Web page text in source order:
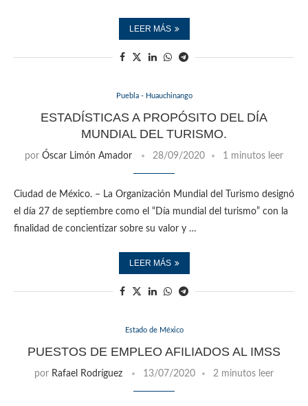
LEER MÁS
Puebla - Huauchinango
ESTADÍSTICAS A PROPÓSITO DEL DÍA
MUNDIAL DEL TURISMO.
por Óscar Limón Amador 28/09/2020 1 minutos leer
Ciudad de México. – La Organización Mundial del Turismo designó
el día 27 de septiembre como el “Día mundial del turismo” con la
finalidad de concientizar sobre su valor y …
LEER MÁS
Estado de México
PUESTOS DE EMPLEO AFILIADOS AL IMSS
por Rafael Rodríguez 13/07/2020 2 minutos leer